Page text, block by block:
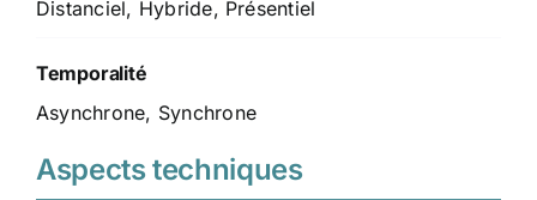
Distanciel, Hybride, Présentiel
Temporalité
Asynchrone, Synchrone
Aspects techniques